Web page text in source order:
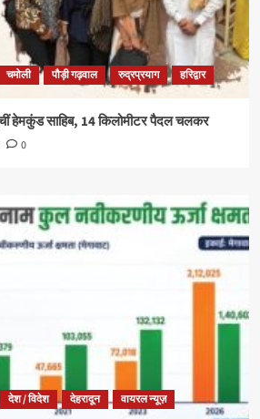
चमोली पौड़ी गढ़वाल रुद्रप्रयाग हरिद्वार
हेमकुंड साहिब, 14 किलोमीटर पैदल चलकर
0
देश / विदेश देहरादून वायरल न्यूज़